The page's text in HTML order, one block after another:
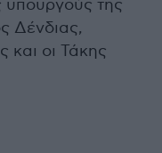
υπουργούς της
Δένδιας,
και οι Τάκης